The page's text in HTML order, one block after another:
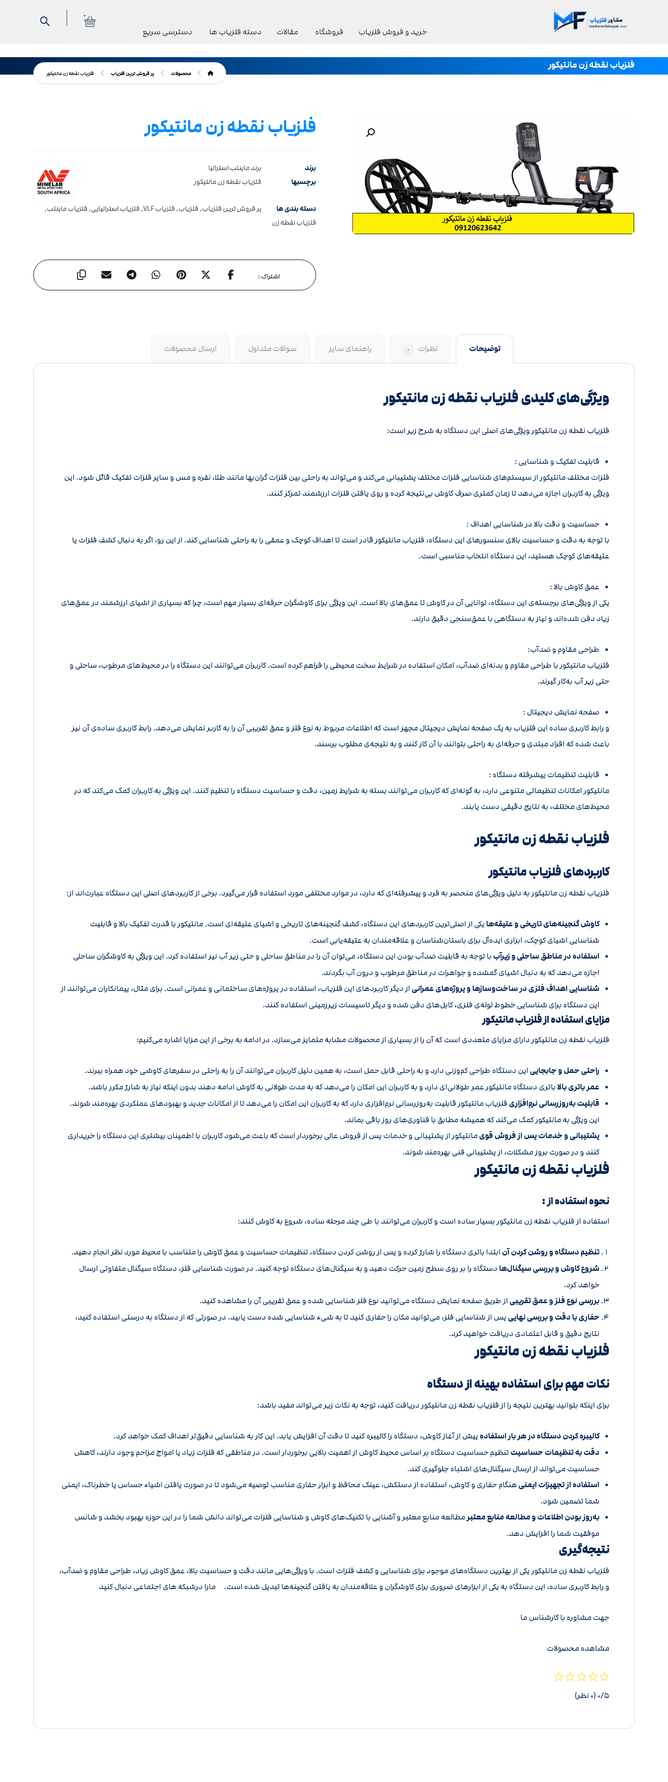
0
خرید و فروش فلزیاب فروشگاه مقالات دسته فلزیاب ها دسترسی سریع
فلزیاب نقطه زن مانتیکور
محصولات پر فروش ترین فلزیاب فلزیاب نقطه زن مانتیکور
فلزیاب نقطه زن مانتیکور
برند برند ماینلب استرالیا
برچسبها فلزیاب نقطه زن مانتیکور
دسته بندی ها پر فروش ترین فلزیاب, فلزیاب, فلزیاب VLF , فلزیاب استرالیایی, فلزیاب ماینلب,
فلزیاب نقطه زن
توضیحات نظرات ۰ راهنمای سایز سوالات متداول ارسال محصولات
ویژگی‌های کلیدی فلزیاب نقطه زن مانتیکور
فلزیاب نقطه زن مانتیکور ویژگی‌های اصلی این دستگاه به شرح زیر است:
قابلیت تفکیک و شناسایی :
فلزات مختلف مانتیکور از سیستم‌های شناسایی فلزات مختلف پشتیبانی می‌کند و می‌تواند به راحتی بین فلزات گران‌بها مانند طلا، نقره و مس و سایر فلزات تفکیک قائل شود. این
ویژگی به کاربران اجازه می‌دهد تا زمان کمتری صرف کاوش بی‌نتیجه کرده و روی یافتن فلزات ارزشمند تمرکز کنند.
حساسیت و دقت بالا در شناسایی اهداف :
با توجه به دقت و حساسیت بالای سنسورهای این دستگاه، فلزیاب مانتیکور قادر است تا اهداف کوچک و عمقی را به راحتی شناسایی کند. از این رو، اگر به دنبال کشف فلزات یا
عتیقه‌های کوچک هستید، این دستگاه انتخاب مناسبی است.
عمق کاوش بالا :
یکی از ویژگی‌های برجسته‌ی این دستگاه، توانایی آن در کاوش تا عمق‌های بالا است. این ویژگی برای کاوشگران حرفه‌ای بسیار مهم است، چرا که بسیاری از اشیای ارزشمند در عمق‌های
زیاد دفن شده‌اند و نیاز به دستگاهی با عمق‌سنجی دقیق دارند.
طراحی مقاوم و ضدآب:
فلزیاب مانتیکور با طراحی مقاوم و بدنه‌ای ضدآب، امکان استفاده در شرایط سخت محیطی را فراهم کرده است. کاربران می‌توانند این دستگاه را در محیط‌های مرطوب، ساحلی و
حتی زیر آب به‌کار گیرند.
صفحه نمایش دیجیتال :
و رابط کاربری ساده این فلزیاب به یک صفحه نمایش دیجیتال مجهز است که اطلاعات مربوط به نوع فلز و عمق تقریبی آن را به کاربر نمایش می‌دهد. رابط کاربری ساده‌ی آن نیز
باعث شده که افراد مبتدی و حرفه‌ای به راحتی بتوانند با آن کار کنند و به نتیجه‌ی مطلوب برسند.
قابلیت تنظیمات پیشرفته دستگاه :
مانتیکور امکانات تنظیماتی متنوعی دارد، به گونه‌ای که کاربران می‌توانند بسته به شرایط زمین، دقت و حساسیت دستگاه را تنظیم کنند. این ویژگی به کاربران کمک می‌کند که در
محیط‌های مختلف، به نتایج دقیقی دست یابند.
فلزیاب نقطه زن مانتیکور
کاربردهای فلزیاب مانتیکور
فلزیاب نقطه زن مانتیکور به دلیل ویژگی‌های منحصر به فرد و پیشرفته‌ای که دارد، در موارد مختلفی مورد استفاده قرار می‌گیرد. برخی از کاربردهای اصلی این دستگاه عبارت‌اند از:
کاوش گنجینه‌های تاریخی و عتیقه‌ها یکی از اصلی‌ترین کاربردهای این دستگاه، کشف گنجینه‌های تاریخی و اشیای عتیقه‌ای است. مانتیکور با قدرت تفکیک بالا و قابلیت
شناسایی اشیای کوچک، ابزاری ایده‌آل برای باستان‌شناسان و علاقه‌مندان به عتیقه‌یابی است.
استفاده در مناطق ساحلی و زیرآب با توجه به قابلیت ضدآب بودن این دستگاه، می‌توان آن را در مناطق ساحلی و حتی زیر آب نیز استفاده کرد. این ویژگی به کاوشگران ساحلی
اجازه می‌دهد که به دنبال اشیای گمشده و جواهرات در مناطق مرطوب و درون آب بگردند.
شناسایی اهداف فلزی در ساخت‌وسازها و پروژه‌های عمرانی از دیگر کاربردهای این فلزیاب، استفاده در پروژه‌های ساختمانی و عمرانی است. برای مثال، پیمانکاران می‌توانند از
این دستگاه برای شناسایی خطوط لوله‌ی فلزی، کابل‌های دفن شده و دیگر تاسیسات زیرزمینی استفاده کنند.
مزایای استفاده از فلزیاب مانتیکور
فلزیاب نقطه زن مانتیکور دارای مزایای متعددی است که آن را از بسیاری از محصولات مشابه متمایز می‌سازد. در ادامه به برخی از این مزایا اشاره می‌کنیم:
راحتی حمل و جابجایی این دستگاه طراحی کم‌وزنی دارد و به راحتی قابل حمل است، به همین دلیل کاربران می‌توانند آن را به راحتی در سفرهای کاوشی خود همراه ببرند.
عمر باتری بالاباتری دستگاه مانتیکور عمر طولانی‌ای دارد و به کاربران این امکان را می‌دهد که به مدت طولانی به کاوش ادامه دهند بدون اینکه نیاز به شارژ مکرر باشد.
قابلیت به‌روزرسانی نرم‌افزاری فلزیاب مانتیکور قابلیت به‌روزرسانی نرم‌افزاری دارد که به کاربران این امکان را می‌دهد تا از امکانات جدید و بهبودهای عملکردی بهره‌مند شوند.
این ویژگی به مانتیکور کمک می‌کند که همیشه مطابق با فناوری‌های روز باقی بماند.
پشتیبانی و خدمات پس از فروش قوی مانتیکور از پشتیبانی و خدمات پس از فروش عالی برخوردار است که باعث می‌شود کاربران با اطمینان بیشتری این دستگاه را خریداری
کنند و در صورت بروز مشکلات، از پشتیبانی فنی بهره‌مند شوند.
فلزیاب نقطه زن مانتیکور
نحوه استفاده از :
استفاده از فلزیاب نقطه زن مانتیکور بسیار ساده است و کاربران می‌توانند با طی چند مرحله ساده، شروع به کاوش کنند:
تنظیم دستگاه و روشن کردن آن ابتدا باتری دستگاه را شارژ کرده و پس از روشن کردن دستگاه، تنظیمات حساسیت و عمق کاوش را متناسب با محیط مورد نظر انجام دهید.
شروع کاوش و بررسی سیگنال‌ها دستگاه را بر روی سطح زمین حرکت دهید و به سیگنال‌های دستگاه توجه کنید. در صورت شناسایی فلز، دستگاه سیگنال متفاوتی ارسال
خواهد کرد.
بررسی نوع فلز و عمق تقریبی از طریق صفحه نمایش دستگاه می‌توانید نوع فلز شناسایی شده و عمق تقریبی آن را مشاهده کنید.
حفاری با دقت و بررسی نهایی پس از شناسایی فلز، می‌توانید مکان را حفاری کنید تا به شیء شناسایی شده دست یابید. در صورتی که از دستگاه به درستی استفاده کنید،
نتایج دقیق و قابل اعتمادی دریافت خواهید کرد.
فلزیاب نقطه زن مانتیکور
نکات مهم برای استفاده بهینه از دستگاه
برای اینکه بتوانید بهترین نتیجه را از فلزیاب نقطه زن مانتیکور دریافت کنید، توجه به نکات زیر می‌تواند مفید باشد:
کالیبره کردن دستگاه در هر بار استفاده پیش از آغاز کاوش، دستگاه را کالیبره کنید تا دقت آن افزایش یابد. این کار به شناسایی دقیق‌تر اهداف کمک خواهد کرد.
دقت به تنظیمات حساسیتتنظیم حساسیت دستگاه بر اساس محیط کاوش از اهمیت بالایی برخوردار است. در مناطقی که فلزات زیاد یا امواج مزاحم وجود دارند، کاهش
حساسیت می‌تواند از ارسال سیگنال‌های اشتباه جلوگیری کند.
استفاده از تجهیزات ایمنی هنگام حفاری و کاوش، استفاده از دستکش، عینک محافظ و ابزار حفاری مناسب توصیه می‌شود تا در صورت یافتن اشیاء حساس یا خطرناک، ایمنی
شما تضمین شود.
به‌روز بودن اطلاعات و مطالعه منابع معتبرمطالعه منابع معتبر و آشنایی با تکنیک‌های کاوش و شناسایی فلزات می‌تواند دانش شما را در این حوزه بهبود بخشد و شانس
موفقیت شما را افزایش دهد.
نتیجه‌گیری
فلزیاب نقطه زن مانتیکور یکی از بهترین دستگاه‌های موجود برای شناسایی و کشف فلزات است. با ویژگی‌هایی مانند دقت و حساسیت بالا، عمق کاوش زیاد، طراحی مقاوم و ضدآب،
و رابط کاربری ساده، این دستگاه به یکی از ابزارهای ضروری برای کاوشگران و علاقه‌مندان به یافتن گنجینه‌ها تبدیل شده است. مارا درشبکه های اجتماعی دنبال کنید
جهت مشاوره با کارشناس ما
مشاهده محصولات
‫۰/۵ ‫(۰ نظر)